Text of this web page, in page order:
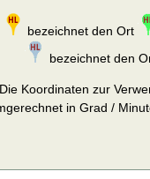
bezeichnet den Ort
bezeichnet den
Die Koordinaten zur
in Grad /